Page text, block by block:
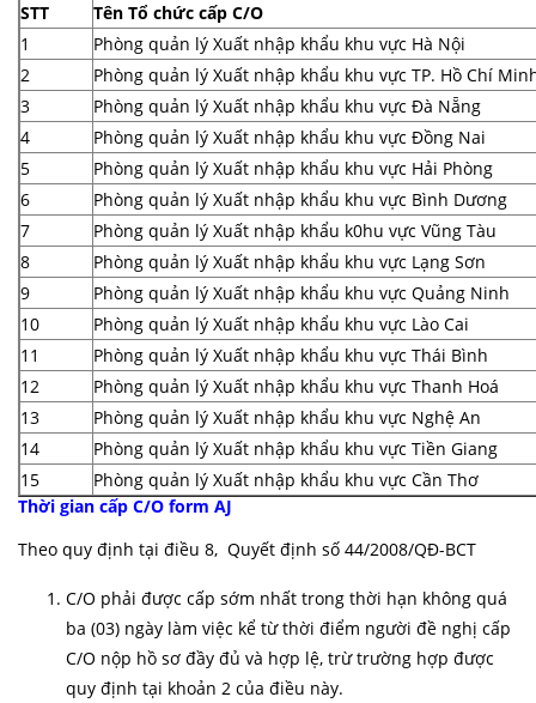
STT
Tên Tổ chức cấp C/O
1
Phòng quản lý Xuất nhập khẩu khu vực Hà Nội
2
Phòng quản lý Xuất nhập khẩu khu vực TP. Hồ Chí
3
Phòng quản lý Xuất nhập khẩu khu vực Đà Nẵng
4
Phòng quản lý Xuất nhập khẩu khu vực Đồng Nai
5
Phòng quản lý Xuất nhập khẩu khu vực Hải Phòng
6
Phòng quản lý Xuất nhập khẩu khu vực Bình Dương
7
Phòng quản lý Xuất nhập khẩu k0hu vực Vũng Tàu
8
Phòng quản lý Xuất nhập khẩu khu vực Lạng Sơn
9
Phòng quản lý Xuất nhập khẩu khu vực Quảng Ninh
10
Phòng quản lý Xuất nhập khẩu khu vực Lào Cai
11
Phòng quản lý Xuất nhập khẩu khu vực Thái Bình
12
Phòng quản lý Xuất nhập khẩu khu vực Thanh Hoá
13
Phòng quản lý Xuất nhập khẩu khu vực Nghệ An
14
Phòng quản lý Xuất nhập khẩu khu vực Tiền Giang
15
Phòng quản lý Xuất nhập khẩu khu vực Cần Thơ
Thời gian cấp C/O form AJ
Theo quy định tại điều 8, Quyết định số 44/2008/QĐ-BCT
C/O phải được cấp sớm nhất trong thời hạn không quá
ba (03) ngày làm việc kể từ thời điểm người đề nghị cấp
C/O nộp hồ sơ đầy đủ và hợp lệ, trừ trường hợp được
quy định tại khoản 2 của điều này.